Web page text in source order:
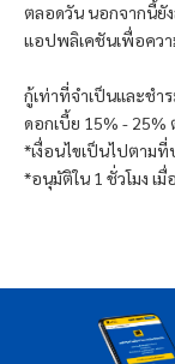
ตลอดวัน นอกจากนี้ยั
แอปพลิเคชันเพื่อคว
กู้เท่าที่จำเป็นและชำ
ดอกเบี้ย 15% - 25%
*เงื่อนไขเป็นไปตาม
*อนุมัติใน 1 ชั่วโมง เ